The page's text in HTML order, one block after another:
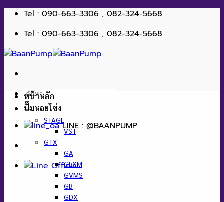
ข้าม
เนื้อหา
Tel : 090-663-3306 , 082-324-5668
Tel : 090-663-3306 , 082-324-5668
ค้นหา:
LINE : @BAANPUMP
หน้าหลัก
ปั๊มหอยโข่ง
STAGE
VST
GTX
GA
GEXM
GVMS
GB
GDX